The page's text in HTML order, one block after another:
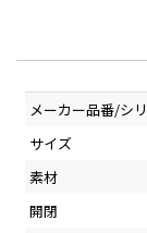
メーカー品番/シ
サイズ
素材
開閉